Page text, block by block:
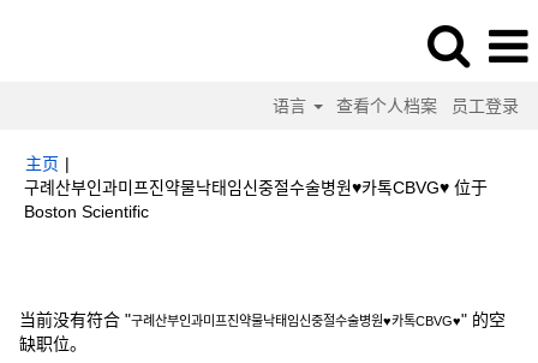
语言 查看个人档案 员工登录
主页 |
구례산부인과미­프­진약물낙­태임신중절수술병원♥카톡CBVG♥ 位于
Boston Scientific（当
当前没有符合 "구례산부인과미­프­진약물낙­태임신중절수술병원♥카톡CBVG♥" 的空
缺职位。